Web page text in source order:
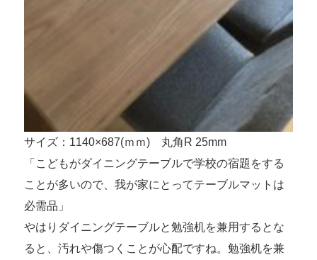
サイズ：1140×687(ｍｍ) 丸角R 25mm
「こどもがダイニングテーブルで学校の宿題をする
ことが多いので、我が家にとってテーブルマットは
必需品」
やはりダイニングテーブルと勉強机を兼用するとな
ると、汚れや傷つくことが心配ですね。勉強机を兼